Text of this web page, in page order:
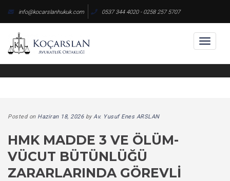
content
info@kocarslanhukuk.com 0537 344 4020 - 0258 257 5707
Posted on Haziran 18, 2026byAv. Yusuf Enes ARSLAN
HMK MADDE 3 VE ÖLÜM-
VÜCUT BÜTÜNLÜĞÜ
ZARARLARINDA GÖREVLI